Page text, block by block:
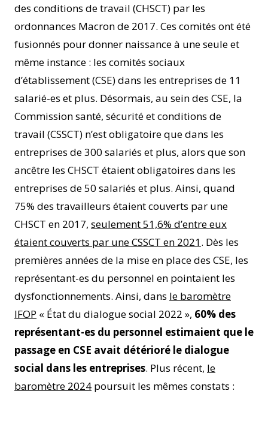
des conditions de travail (CHSCT) par les
ordonnances Macron de 2017. Ces comités ont été
fusionnés pour donner naissance à une seule et
même instance : les comités sociaux
d’établissement (CSE) dans les entreprises de 11
salarié-es et plus. Désormais, au sein des CSE, la
Commission santé, sécurité et conditions de
travail (CSSCT) n’est obligatoire que dans les
entreprises de 300 salariés et plus, alors que son
ancêtre les CHSCT étaient obligatoires dans les
entreprises de 50 salariés et plus. Ainsi, quand
75% des travailleurs étaient couverts par une
CHSCT en 2017, seulement 51,6% d’entre eux
étaient couverts par une CSSCT en 2021. Dès les
premières années de la mise en place des CSE, les
représentant-es du personnel en pointaient les
dysfonctionnements. Ainsi, dans le baromètre
IFOP « État du dialogue social 2022 », 60% des
représentant-es du personnel estimaient que le
passage en CSE avait détérioré le dialogue
social dans les entreprises. Plus récent, le
baromètre 2024 poursuit les mêmes constats :